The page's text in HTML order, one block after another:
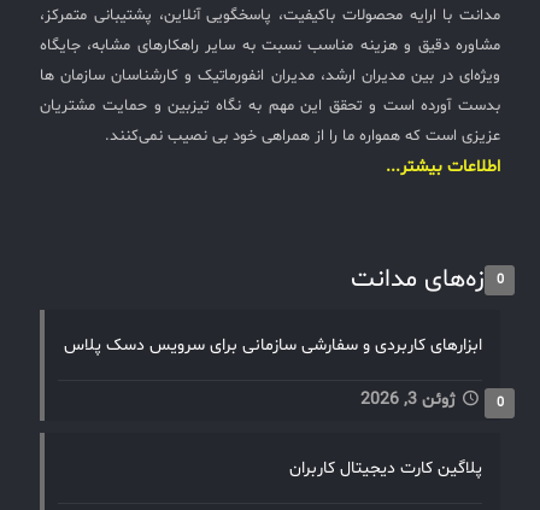
مدانت با ارایه محصولات باکیفیت، پاسخگویی آنلاین، پشتیبانی متمرکز،
مشاوره دقیق و هزینه مناسب نسبت به سایر راهکارهای مشابه، جایگاه
ویژه‌ای در بین مدیران ارشد، مدیران انفورماتیک و کارشناسان سازمان ها
بدست آورده است و تحقق این مهم به نگاه تیزبین و حمایت مشتریان
عزیزی است که همواره ما را از همراهی خود بی نصیب نمی‌کنند.
اطلاعات بیشتر...
تازه‌های مدانت0
ابزارهای کاربردی و سفارشی سازمانی برای سرویس دسک پلاس
ژوئن 3, 2026 0
پلاگین کارت دیجیتال کاربران